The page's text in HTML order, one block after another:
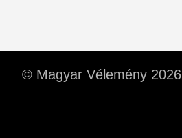
© Magyar Vélemény 2026